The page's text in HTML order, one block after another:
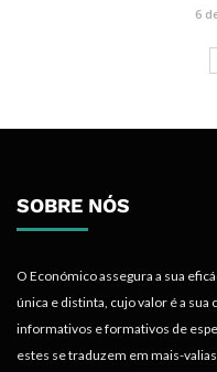
6
SOBRE NÓS
O Económico assegura a sua
única e distinta, cujo valor é a
informativos e formativos de
estes se traduzem em mais-